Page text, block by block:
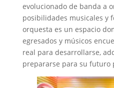
evolucionado de banda a
posibilidades musicales y
orquesta es un espacio
egresados y músicos
real para desarrollarse,
prepararse para su futuro